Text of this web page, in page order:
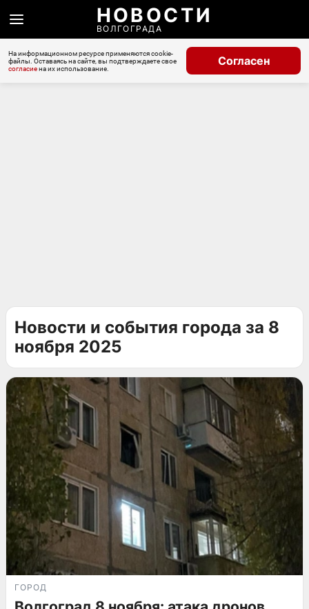
НОВОСТИ
ВОЛГОГРАДА
На информационном ресурсе применяются cookie-
файлы. Оставаясь на сайте, вы подтверждаете свое
согласиена их использование.
Согласен
Новости и события города за 8
ноября 2025
ГОРОД